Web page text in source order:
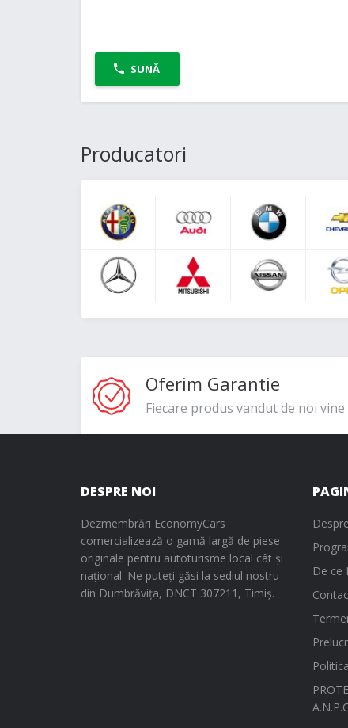
SUNĂ
Producatori
Oferim Garantie
Fiecare produs vandut de noi
DESPRE NOI
Dezmembrări EconomyCars
comercializează o gamă largă de piese
originale pentru autoturisme local cât și
național. Ne puteți găsi la sediul nostru
din Dumbrăvița, DNCT 307211, Timiș.
De ce